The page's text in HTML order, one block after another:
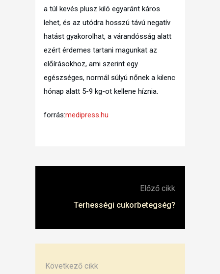
a túl kevés plusz kiló egyaránt káros
lehet, és az utódra hosszú távú negatív
hatást gyakorolhat, a várandósság alatt
ezért érdemes tartani magunkat az
előírásokhoz, ami szerint egy
egészséges, normál súlyú nőnek a kilenc
hónap alatt 5-9 kg-ot kellene híznia.
forrás:medipress.hu
Előző cikk
Terhességi cukorbetegség?
Következő cikk